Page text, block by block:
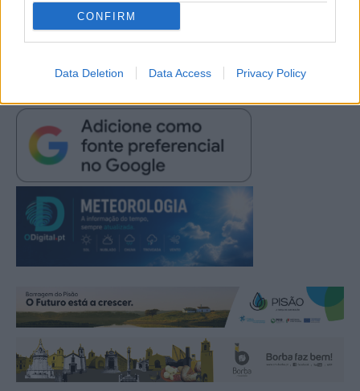
CONFIRM
Data Deletion Data Access Privacy Policy
REPORTAGEM
VILA VIÇOSA